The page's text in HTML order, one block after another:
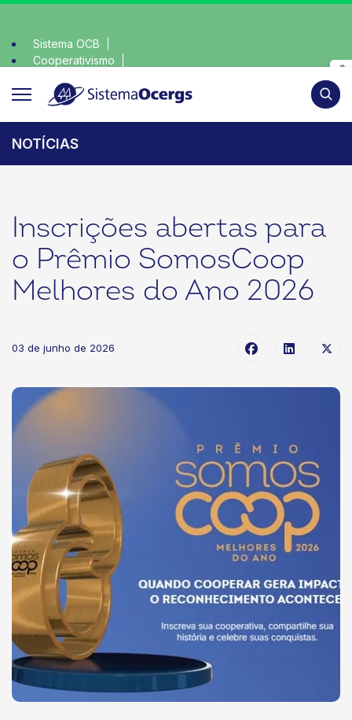
Sistema OCB
Cooperativismo
NOTÍCIAS
Inscrições abertas para
o Prêmio SomosCoop
Melhores do Ano 2026
03 de junho de 2026